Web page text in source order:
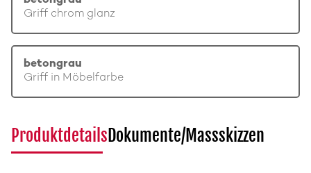
Griff chrom glanz
betongrau
Griff in Möbelfarbe
ProduktdetailsDokumente/Massskizzen